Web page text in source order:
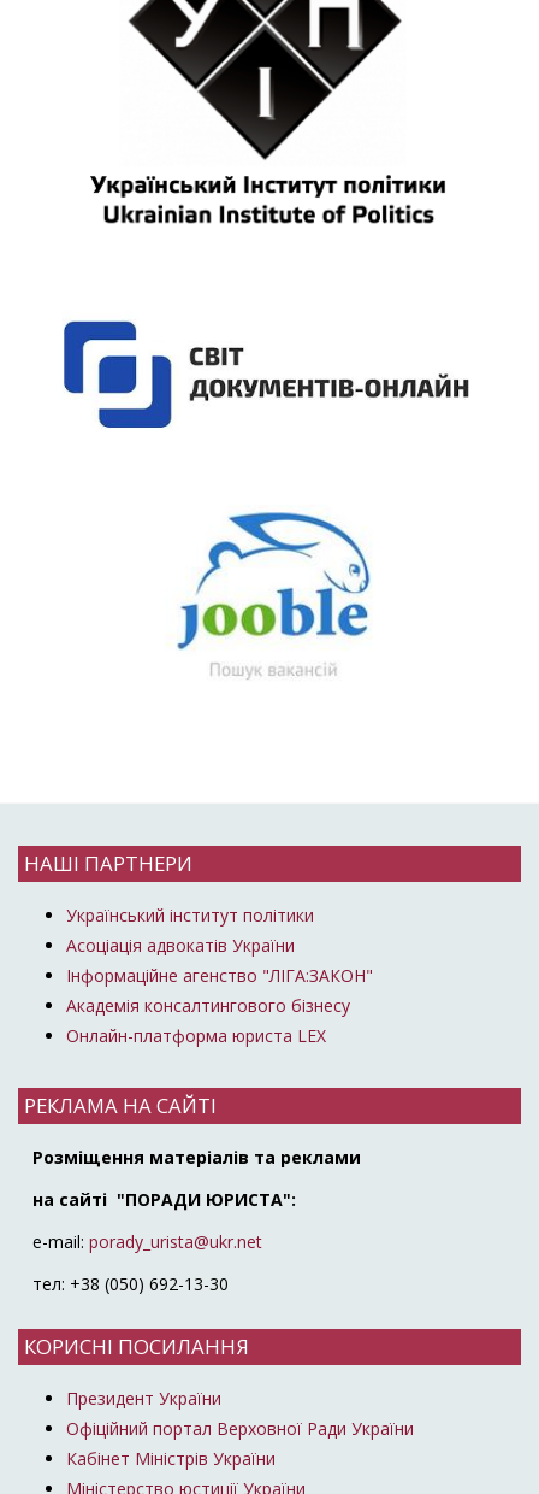
НАШІ ПАРТНЕРИ
Український інститут політики
Асоціація адвокатів України
Інформаційне агенство "ЛІГА:ЗАКОН"
Академія консалтингового бізнесу
Онлайн-платформа юриста LEX
РЕКЛАМА НА САЙТІ
Розміщення матеріалів та реклами
на сайті "ПОРАДИ ЮРИСТА":
e-mail: porady_urista@ukr.net
тел: +38 (050) 692-13-30
КОРИСНІ ПОСИЛАННЯ
Президент України
Офіційний портал Верховної Ради України
Кабінет Міністрів України
Міністерство юстиції України